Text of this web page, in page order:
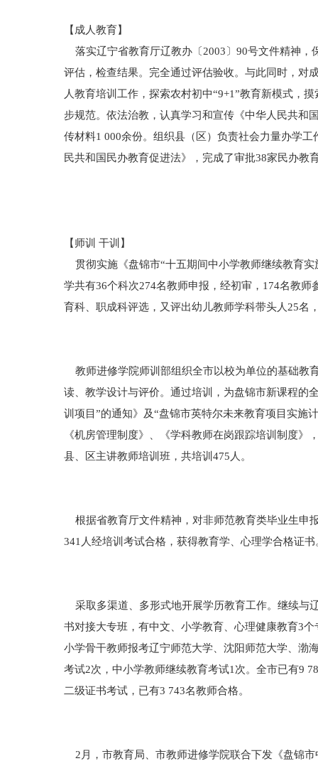
【成人教育】
落实辽宁省教育厅辽教办〔2003〕90号文件精神，
评估，检查结果。完全通过评估验收。与此同时，对
人教育培训工作，探索农村初中“9+1”教育新模式，
步规范。依法治教，认真学习和宣传《中华人民共和
传材料1 000余份。组织县（区）负责社会力量办学
民共和国民办教育促进法》，完成了审批38家民办教
【师训 干训】
贯彻实施《盘锦市“十五期间中小学教师继续教育
学共有36个科次274名教师申报，经初审，174名教
育科、职成科评选，又评出幼儿教师学科带头人25名
教师进修学院师训部组织全市以校为单位的基础教
读、教学设计与评价。通过培训，为盘锦市新课程的
训项目”的通知》及“盘锦市英特尔未来教育项目实施
《机房管理制度》、《学科教师在岗跟踪培训制度
县、区主讲教师培训班，共培训475人。
根据省教育厅文件精神，对非师范教育类毕业生申
341人经培训考试合格，获得教育学、心理学合格证书
采取多渠道、多形式地开展学历教育工作。继续与
书对接大专班，有中文、小学教育、心理健康教育3
小学骨干教师报考辽宁师范大学、沈阳师范大学、渤
考试2次，中小学教师继续教育考试1次。全市已有9
二级证书考试，已有3 743名教师合格。
2月，市教育局、市教师进修学院联合下发《盘锦